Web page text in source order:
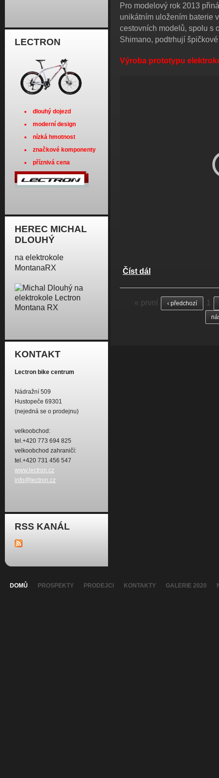
LECTRON
dlouhý dojezd
moderní design
nízká hmotnost
značkové komponenty
příznivá cena
HEREC MICHAL
DLOUHÝ
na elektrokole
MontanaRX
KONTAKT
Lectron bike centrum
Nádražní 509
Hustopeče 69301
(nejedná se o prodejnu)
velkoobchod:
tel.+420 773 694 825
velkoobchod zahraničí:
tel.+420 731 456 547
www.lectron.cz
info@lectron.cz
RSS KANÁL
Pro modelový rok 2013
unikátním uložením baterie
cestovních modelů, spolu s
Shimano, podtrhují
Výroba prototypu
Číst dál
Stránky
« první ‹ předchozí 1
DOMŮ PROSPEKTY PRODEJCI KONTAKTY GALERIE 2020